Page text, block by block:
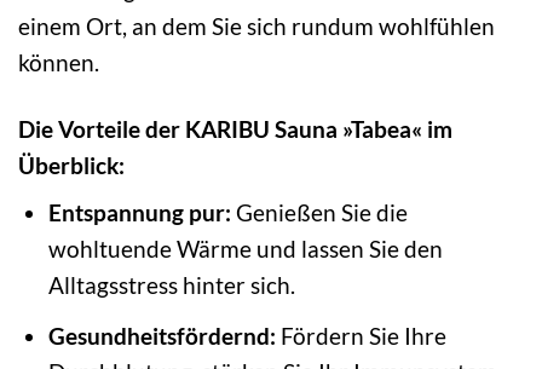
einem Ort, an dem Sie sich rundum wohlfühlen
können.
Die Vorteile der KARIBU Sauna »Tabea« im
Überblick:
Entspannung pur: Genießen Sie die
wohltuende Wärme und lassen Sie den
Alltagsstress hinter sich.
Gesundheitsfördernd: Fördern Sie Ihre